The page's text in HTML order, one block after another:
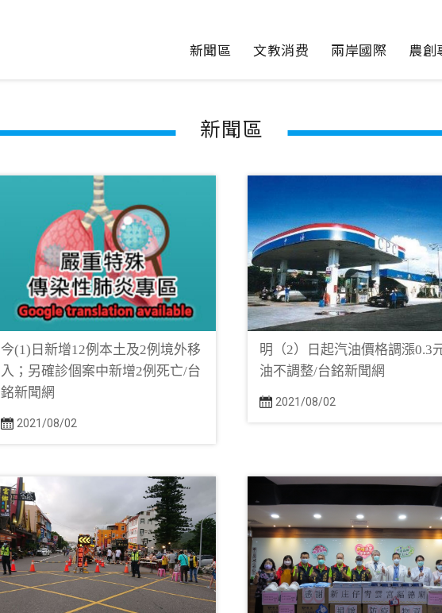
新聞區 文教消费 兩岸國際 農創
新聞區
今(1)日新增12例本土及2例境外移
入；另確診個案中新增2例死亡/台
銘新聞網
2021/08/02
明（2）日起汽油價格調漲0.3
油不調整/台銘新聞網
2021/08/02